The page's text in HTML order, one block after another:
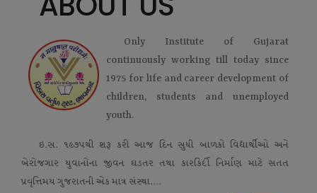
Only Institute of Gujarat
continuously working till today since
1975 for life and career development of
children, students and unemployed
youth.
ઇ.સ. ૧૯૭૫થી શરૂ કરી આજ દિન સુધી બાળકો વિદ્યાર્થીઓ અને
બેરોજગાર યુવાનોના જીવન ઘડતર તથા કારકિર્દી નિર્માણ માટે સતત
પ્રવૃત્તિમય ગુજરાતની એક માત્ર સંસ્થા....